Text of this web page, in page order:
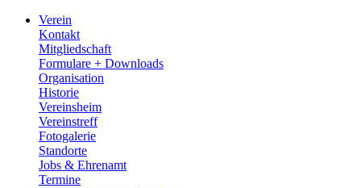
Verein
Kontakt
Mitgliedschaft
Formulare + Downloads
Organisation
Historie
Vereinsheim
Vereinstreff
Fotogalerie
Standorte
Jobs & Ehrenamt
Termine